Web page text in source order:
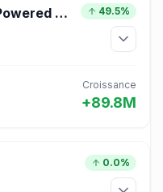
Shop: Your AI-Powered Shopping Assistant 49.5%
Croissance
+89.8M
0.0%